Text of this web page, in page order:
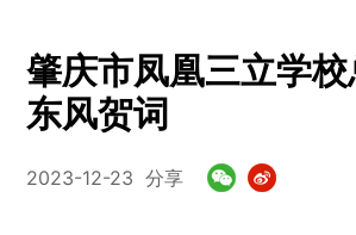
肇庆市凤凰三立学
东风贺词
2023-12-23 分享